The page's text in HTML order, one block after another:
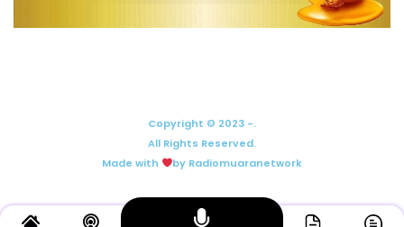
Copyright © 2023 -.
All Rights Reserved.
Made with
by Radiomuaranetwork